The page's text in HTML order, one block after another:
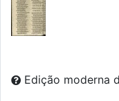
Edição moderna